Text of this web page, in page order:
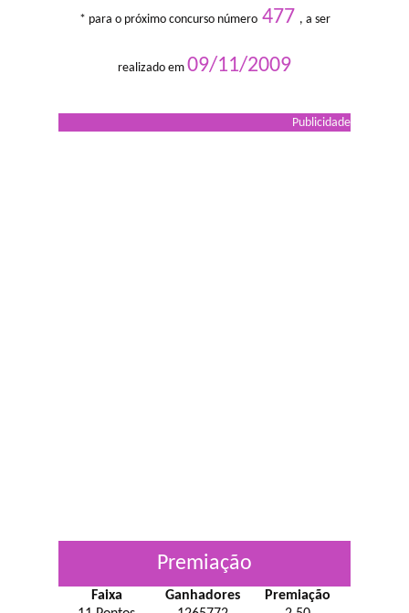
* para o próximo concurso número477 , a ser
realizado em 09/11/2009
Publicidade
Premiação
Faixa Ganhadores
Premiação